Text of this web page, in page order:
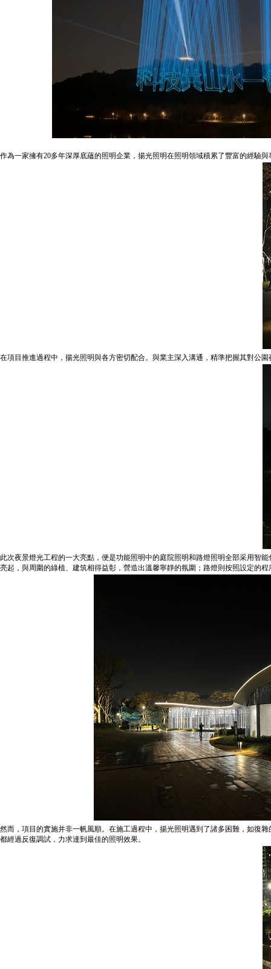
作為一家擁有20多年深厚底蘊的照明企業，揚光照明在照明領域積累了豐富的經驗
在項目推進過程中，揚光照明與各方密切配合。與業主深入溝通，精準把握其對公
此次夜景燈光工程的一大亮點，便是功能照明中的庭院照明和路燈照明全部采用智
亮起，與周圍的綠植、建筑相得益彰，營造出溫馨寧靜的氛圍；路燈則按照設定的
然而，項目的實施并非一帆風順。在施工過程中，揚光照明遇到了諸多困難，如復
都經過反復調試，力求達到最佳的照明效果。